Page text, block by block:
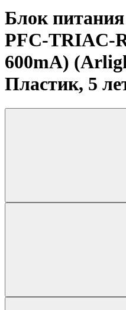
Блок
PFC-TRIAC-
600mA)
Пластик, 5